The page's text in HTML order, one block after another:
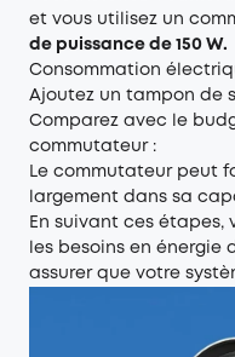
et vous utilisez un
de puissance de 150 W.
Consommation
Ajoutez un tampon de
Comparez avec le
commutateur :
Le commutateur peut
largement dans sa
En suivant ces
les besoins en énergie
assurer que votre